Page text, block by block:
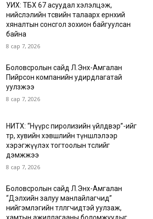
УИХ: ТБХ 67 асуудал хэлэлцэж,
нийслэлийн төсвийн талаарх ерөнхий
хяналтын сонсгол зохион байгуулсан
байна
8 сар 7, 2026
Боловсролын сайд Л.Энх-Амгалан
Пийрсон компанийн удирдлагатай
уулзжээ
8 сар 7, 2026
НИТХ: “Нүүрс пиролизийн үйлдвэр”-ийг
төр, хувийн хэвшлийн түншлэлээр
хэрэгжүүлэх тогтоолын төслийг
дэмжжээ
8 сар 7, 2026
Боловсролын сайд Л.Энх-Амгалан
“Дэлхийн залуу манлайлагчид”
нийгэмлэгийн төлөөлөгчидтэй уулзаж,